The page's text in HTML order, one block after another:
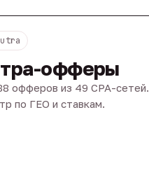
офферы
офферов из 49 CPA-сетей.
по ГЕО и ставкам.